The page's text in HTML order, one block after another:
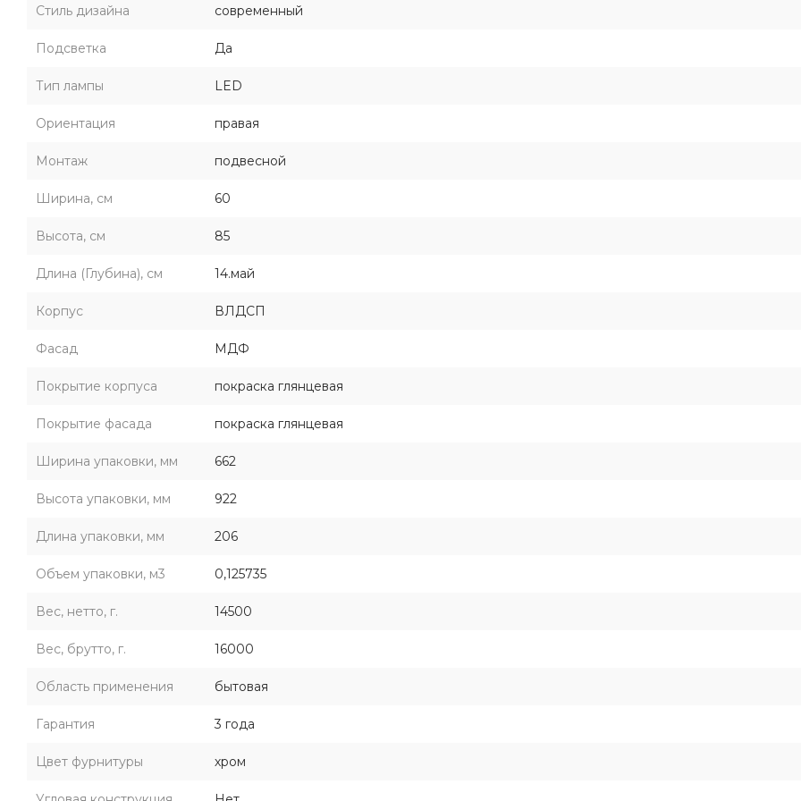
Стиль дизайна современный
Подсветка Да
Тип лампы LED
Ориентация правая
Монтаж подвесной
Ширина, см 60
Высота, см 85
Длина (Глубина), см 14.май
Корпус ВЛДСП
Фасад МДФ
Покрытие корпуса покраска глянцевая
Покрытие фасада покраска глянцевая
Ширина упаковки, мм 662
Высота упаковки, мм 922
Длина упаковки, мм 206
Объем упаковки, м3 0,125735
Вес, нетто, г. 14500
Вес, брутто, г. 16000
Область применения бытовая
Гарантия 3 года
Цвет фурнитуры хром